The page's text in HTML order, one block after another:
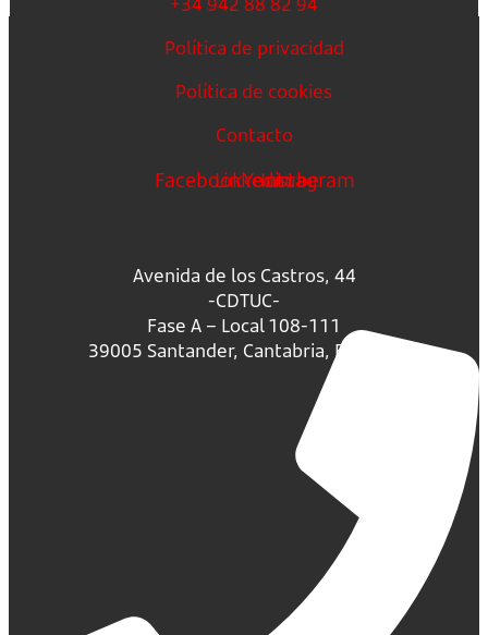
Política de privacidad
Política de cookies
Contacto
FacebookLinkedin
Youtube
Instagram
Avenida de los Castros, 44
-CDTUC-
Fase A – Local 108-111
39005 Santander, Cantabria, España.